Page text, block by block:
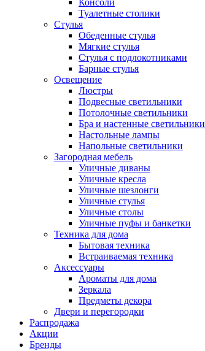
Консоли
Туалетные столики
Стулья
Обеденные стулья
Мягкие стулья
Стулья с подлокотниками
Барные стулья
Освещение
Люстры
Подвесные светильники
Потолочные светильники
Бра и настенные светильники
Настольные лампы
Напольные светильники
Загородная мебель
Уличные диваны
Уличные кресла
Уличные шезлонги
Уличные стулья
Уличные столы
Уличные пуфы и банкетки
Техника для дома
Бытовая техника
Встраиваемая техника
Аксессуары
Ароматы для дома
Зеркала
Предметы декора
Двери и перегородки
Распродажа
Акции
Бренды